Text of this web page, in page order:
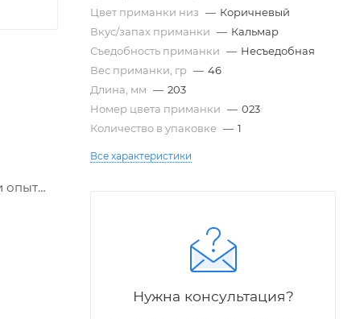
опыт
Цвет приманки низ — Коричневый
Вкус/запах приманки — Кальмар
Съедобность приманки — Несъедобная
Вес приманки, гр — 46
Длина, мм — 203
Номер цвета приманки — 023
Количество в упаковке — 1
Все характеристики
Нужна консультация?